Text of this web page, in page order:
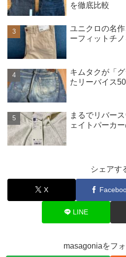
を徹底比較
ユニクロの名
ーフィットチ
キムタクが「
たリーバイス
まるでリバー
ェイトパーカ
シェアす
X
LINE
masagoniaをフ